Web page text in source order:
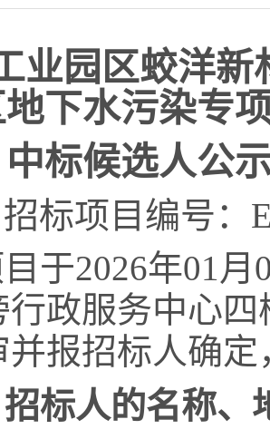
业园区蛟洋
地下水污染专
中标候选人公
招标项目编号：
于2026年01月
行政服务中心四
并报招标人确
标人的名称、